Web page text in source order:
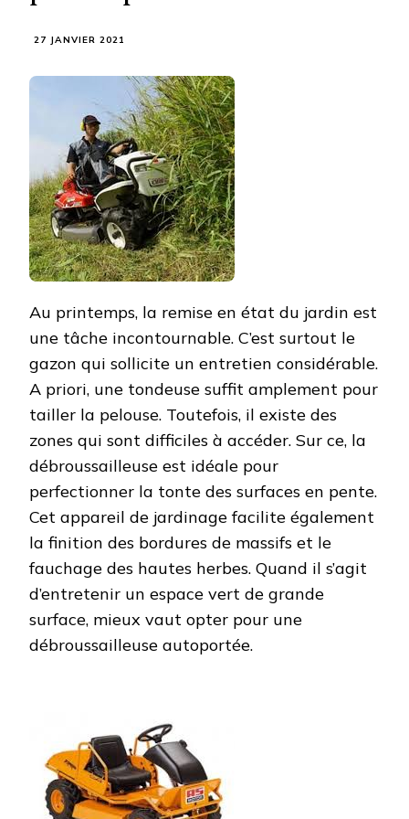
27 JANVIER 2021
Au printemps, la remise en état du jardin est
une tâche incontournable. C’est surtout le
gazon qui sollicite un entretien considérable.
A priori, une tondeuse suffit amplement pour
tailler la pelouse. Toutefois, il existe des
zones qui sont difficiles à accéder. Sur ce, la
débroussailleuse est idéale pour
perfectionner la tonte des surfaces en pente.
Cet appareil de jardinage facilite également
la finition des bordures de massifs et le
fauchage des hautes herbes. Quand il s’agit
d’entretenir un espace vert de grande
surface, mieux vaut opter pour une
débroussailleuse autoportée.